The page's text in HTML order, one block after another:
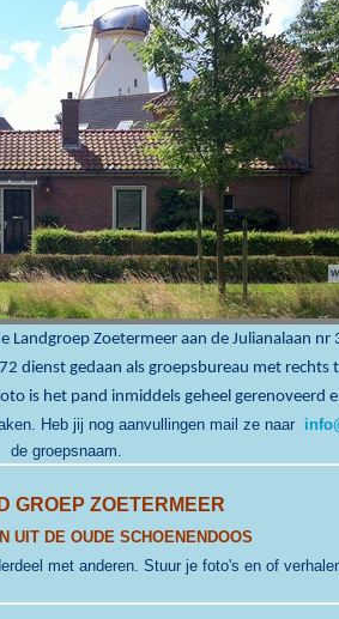
Landgroep Zoetermeer aan de Julianalaan nr
dienst gedaan als groepsbureau met rechts
is het pand inmiddels geheel gerenoveerd
Heb jij nog aanvullingen mail ze naar
de groepsnaam.
GROEP ZOETERMEER
UIT DE OUDE SCHOENENDOOS
met anderen. Stuur je foto's en of